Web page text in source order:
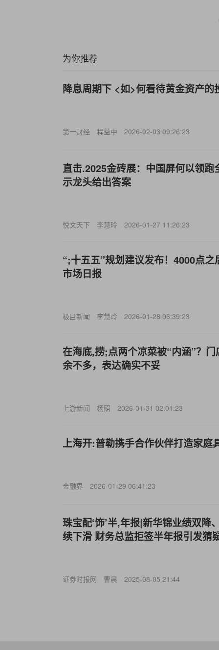
为你推荐
降息周期下 <如>何看待黄金资产的
第一财经 程益中 2026-02-03 09:26:23
直击.2025金砖展：中国屏何以领
示龙头给出答案
悦文天下 李慧玲 2026-01-27 11:26:23
“;十五五”规划建议发布！4000点
市场日报
极目新闻 李慧玲 2026-01-28 06:39:23
在海底,捞;点两个凉菜被“内涵”？
余不多，表达确实不妥
上游新闻 杨照 2026-01-31 02:01:23
上海开:普勒携手合作伙伴打造家庭
金融界 2026-01-29 06:41:23
珠宝配‘饰’半,年报|新华锦业绩双降
续下滑 财务总监拒签半年报引发猜
证券时报网 曹晨 2025-08-05 21:44